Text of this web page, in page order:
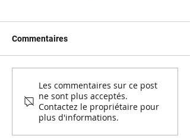
Commentaires
Les commentaires sur ce post
ne sont plus acceptés.
Contactez le propriétaire pour
plus d'informations.